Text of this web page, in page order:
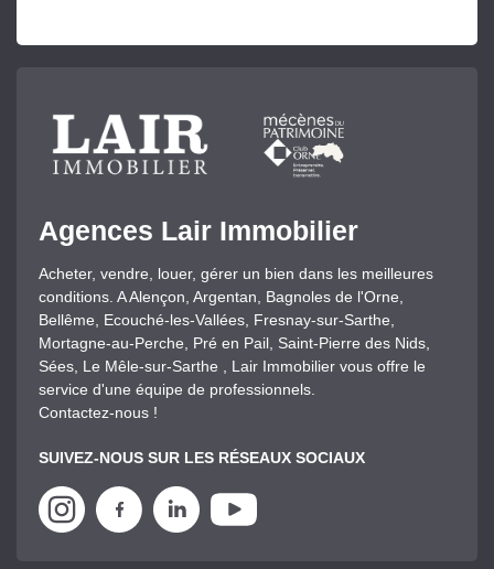
Agences Lair Immobilier
Acheter, vendre, louer, gérer un bien dans les meilleures
conditions. A Alençon, Argentan, Bagnoles de l'Orne,
Bellême, Ecouché-les-Vallées, Fresnay-sur-Sarthe,
Mortagne-au-Perche, Pré en Pail, Saint-Pierre des Nids,
Sées, Le Mêle-sur-Sarthe , Lair Immobilier vous offre le
service d'une équipe de professionnels.
Contactez-nous !
SUIVEZ-NOUS SUR LES RÉSEAUX SOCIAUX